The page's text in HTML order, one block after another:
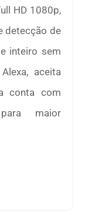
HD 1080p,
detecção de
inteiro sem
aceita
conta com
maior